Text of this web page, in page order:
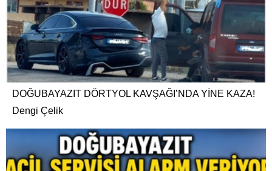
DOĞUBAYAZIT DÖRTYOL KAVŞAĞI’NDA YİNE KAZA!
Dengi Çelik